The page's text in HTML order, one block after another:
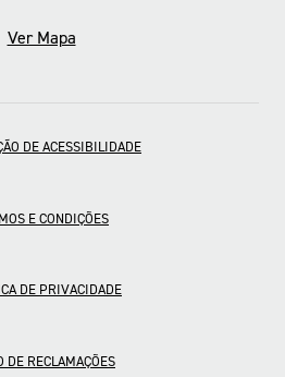
Ver Mapa
DE ACESSIBILIDADE
E CONDIÇÕES
DE PRIVACIDADE
DE RECLAMAÇÕES